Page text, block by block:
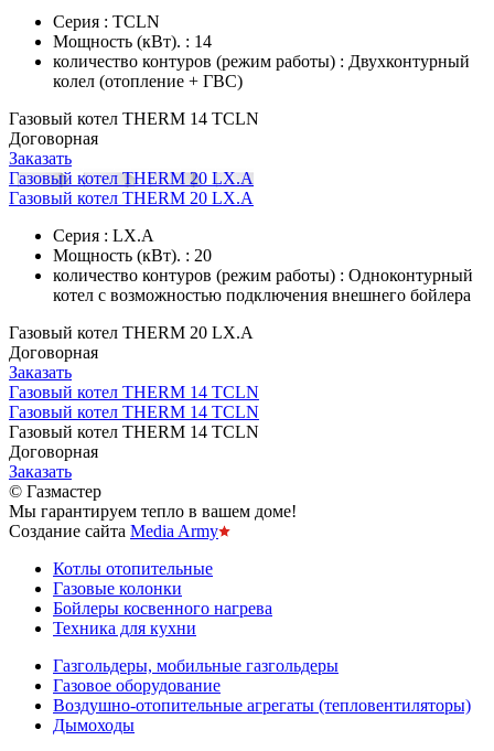
Серия : TCLN
Мощность (кВт). : 14
количество контуров (режим работы) : Двухконтурный
колел (отопление + ГВС)
Газовый котел THERM 14 TCLN
Договорная
Заказать
Газовый котел THERM 20 LX.А
Газовый котел THERM 20 LX.А
Серия : LX.A
Мощность (кВт). : 20
количество контуров (режим работы) : Одноконтурный
котел с возможностью подключения внешнего бойлера
Газовый котел THERM 20 LX.А
Договорная
Заказать
Газовый котел THERM 14 TCLN
Газовый котел THERM 14 TCLN
Газовый котел THERM 14 TCLN
Договорная
Заказать
© Газмастер
Мы гарантируем тепло в вашем доме!
Создание сайта Media Army
Котлы отопительные
Газовые колонки
Бойлеры косвенного нагрева
Техника для кухни
Газгольдеры, мобильные газгольдеры
Газовое оборудование
Воздушно-отопительные агрегаты (тепловентиляторы)
Дымоходы